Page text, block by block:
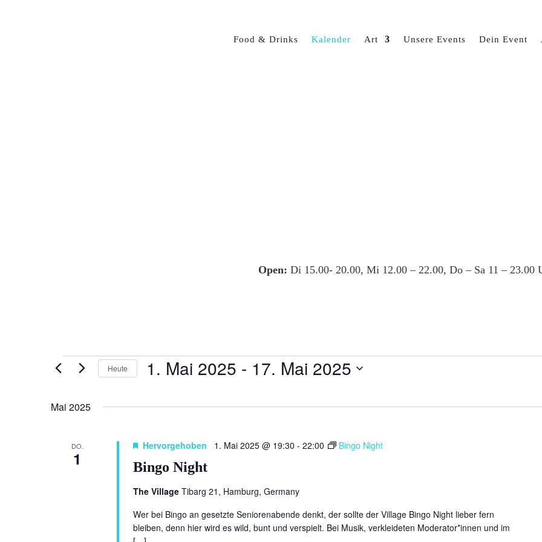
Food & Drinks Kalender Art Unsere Events Dein Event
Open: Di 15.00- 20.00, Mi 12.00 – 22.00, Do – Sa 11 – 23.00
Veranstaltungen
Heute 1. Mai 2025 - 17. Mai 2025
Mai 2025
DO.
1 Bingo Night
Hervorgehoben 1. Mai 2025 @ 19:30 - 22:00 Bingo Night
The Village Tibarg 21, Hamburg, Germany
Wer bei Bingo an gesetzte Seniorenabende denkt, der sollte der Village Bingo Night lieber fern
bleiben, denn hier wird es wild, bunt und verspielt. Bei Musik, verkleideten Moderator*innen und im